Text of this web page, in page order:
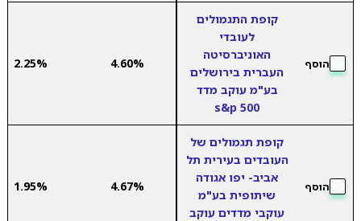
הוסף
קופת התגמולים
לעובדי
האוניברסיטה
העברית בירושלים
בע"מ עוקב מדד
s&p 500
4.60%
2.25%
הוסף
קופת תגמולים של
העובדים בעירית תל
אביב- יפו אגודה
שיתופית בע"מ
עוקבי מדדים עוקב
4.67%
1.95%